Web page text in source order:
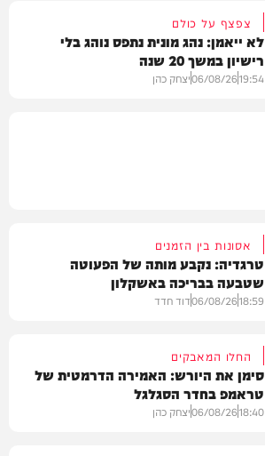
צפצף על כולם
לא ייאמן: נהג מונית נתפס נוהג בלי
רישיון במשך 20 שנה
19:54
06/08/26יצחק כהן
אסונות בין הזמנים
טרגדיה: נקבע מותה של הפעוטה
שטבעה בבריכה באשקלון
18:59
06/08/26דוד חדד
החלו המאבקים
סימן את היורש: האמירה הדרמטית של
טראמפ בחדר הסגלגל
18:40
06/08/26יצחק כהן